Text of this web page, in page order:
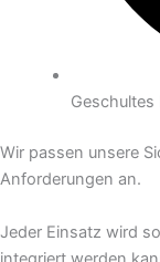
Wir passen unsere
Anforderungen an.
Jeder Einsatz wird